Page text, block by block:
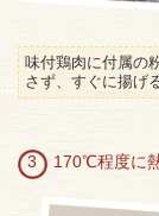
味付鶏肉に付属の
さず、すぐに揚げ
3 170℃程度に熱